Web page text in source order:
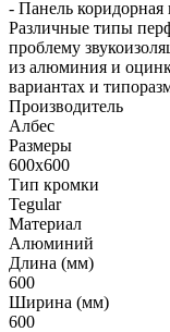
- Панель коридорная
Различные типы
проблему
из алюминия и
вариантах и
Производитель
Албес
Размеры
600x600
Тип кромки
Tegular
Материал
Алюминий
Длина (мм)
600
Ширина (мм)
600